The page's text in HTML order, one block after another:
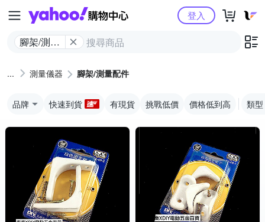
Yahoo購物中心
腳架/測量
登入
測量儀器 腳架/測量配件
品牌 快速到貨 有現貨 挑戰低價 價格低到高 類型